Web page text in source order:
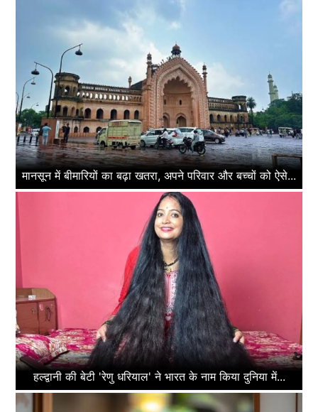
मानसून में बीमारियों का बढ़ा खतरा, अपने परिवार और बच्चों को ऐसे...
हल्द्वानी की बेटी 'रेणु धरियाल' ने भारत के नाम किया दुनिया में...